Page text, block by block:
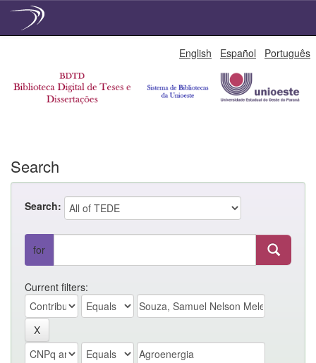
English Español Português
Search
Search:
for
Current filters: